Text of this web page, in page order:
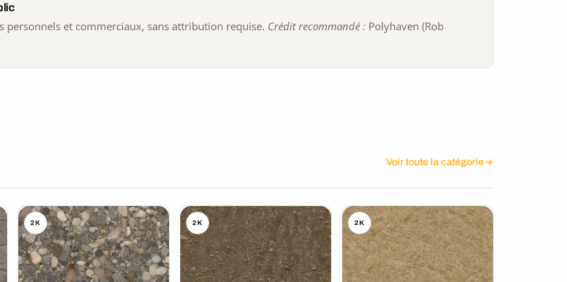
et commerciaux, sans attribution requise. Crédit recommandé : Polyhaven (Rob
Voir toute la catégorie
2K 2K 2K